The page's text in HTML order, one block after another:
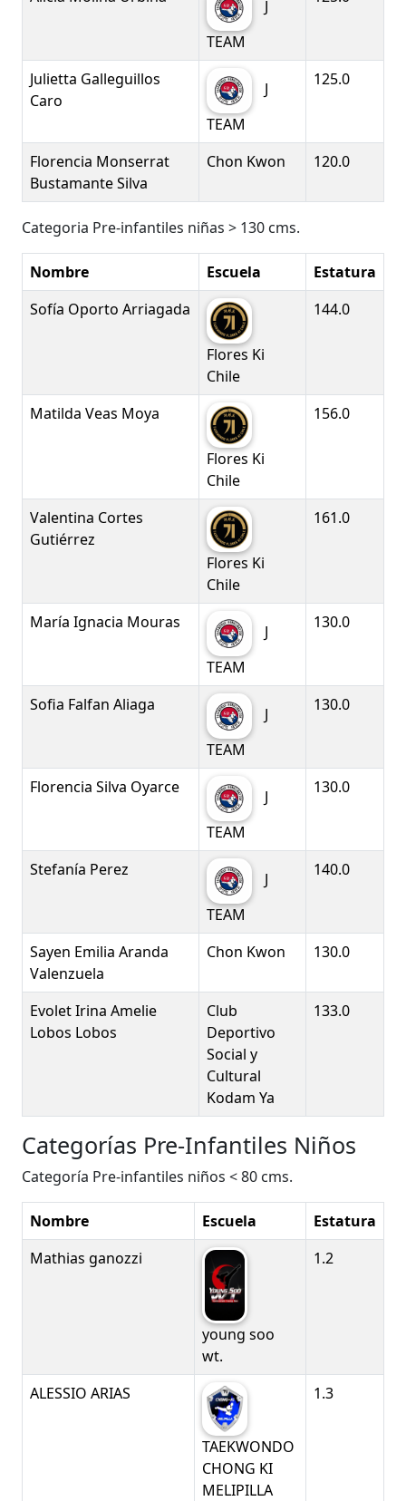
J
TEAM
Julietta Galleguillos
Caro
J
TEAM
125.0
Florencia Monserrat
Bustamante Silva
Chon Kwon 120.0
Categoria Pre-infantiles niñas > 130 cms.
Nombre Escuela
Estatura
Sofía Oporto Arriagada
Flores Ki
Chile
144.0
Matilda Veas Moya
Flores Ki
Chile
156.0
Valentina Cortes
Gutiérrez
Flores Ki
Chile
161.0
María Ignacia Mouras
J
TEAM
130.0
Sofia Falfan Aliaga
J
TEAM
130.0
Florencia Silva Oyarce
J
TEAM
130.0
Stefanía Perez
J
TEAM
140.0
Sayen Emilia Aranda
Valenzuela
Chon Kwon 130.0
Evolet Irina Amelie
Lobos Lobos
Club
Deportivo
Social y
Cultural
Kodam Ya
133.0
Categorías Pre-Infantiles Niños
Categoría Pre-infantiles niños < 80 cms.
Nombre Escuela
Estatura
Mathias ganozzi
young soo
wt.
1.2
ALESSIO ARIAS
TAEKWONDO
CHONG KI
MELIPILLA
1.3